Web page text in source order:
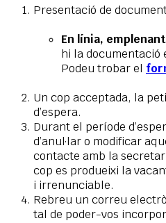
Presentació de
En línia,
hi la documentació
Podeu trobar el
Un cop acceptada, la
d’espera.
Durant el període
d’anul·lar o modificar
contacte amb la
cop es produeixi la
i irrenunciable.
Rebreu un correu
tal de poder-vos